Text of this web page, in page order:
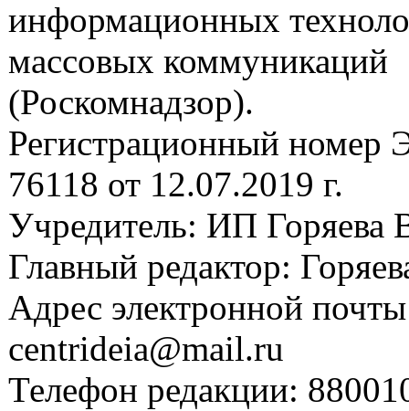
информационных
массовых коммуникаций
(Роскомнадзор).
Регистрационный
76118 от 12.07.2019 г.
Учредитель: ИП Горяева
Главный редактор:
Адрес электронной
centrideia@mail.ru
Телефон редакции: